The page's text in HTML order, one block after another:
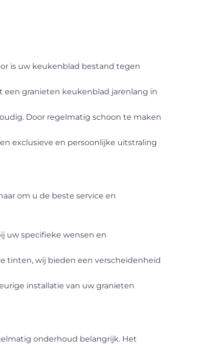
is uw keukenblad bestand tegen
granieten keukenblad jarenlang in
Door regelmatig schoon te maken
exclusieve en persoonlijke uitstraling
om u de beste service en
uw specifieke wensen en
tinten, wij bieden een verscheidenheid
installatie van uw granieten
onderhoud belangrijk. Het